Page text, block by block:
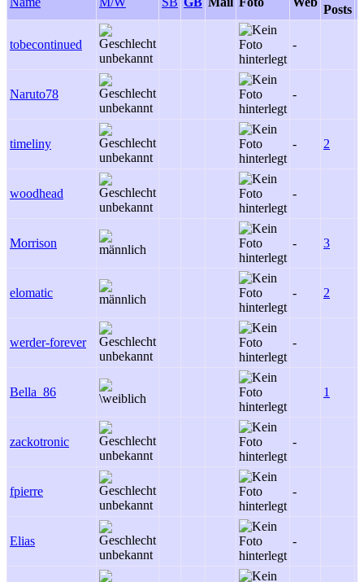
Posts
tobecontinued -
Naruto78 -
timeliny - 2
woodhead -
Morrison - 3
elomatic - 2
werder-forever -
Bella_86 1
zackotronic -
fpierre -
Elias -